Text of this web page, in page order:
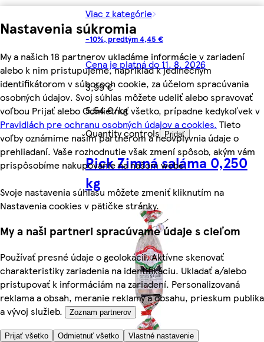
Nastavenia súkromia
My a našich 18 partnerov ukladáme informácie v zariadení
alebo k nim pristupujeme, napríklad k jedinečným
identifikátorom v súboroch cookie, za účelom spracúvania
osobných údajov. Svoj súhlas môžete udeliť alebo spravovať
voľbou Prijať alebo Odmietnuť všetko, prípadne kedykoľvek v
Pravidlách pre ochranu osobných údajov a cookies. Tieto
voľby oznámime našim partnerom a neovplyvnia údaje o
prehliadaní. Vaše rozhodnutie však zmení spôsob, akým vám
prispôsobíme nakupovanie na našom webe.
Svoje nastavenia súhlasu môžete zmeniť kliknutím na
Nastavenia cookies v pätičke stránky.
My a naši partneri spracúvame údaje s cieľom
Používať presné údaje o geolokácii. Aktívne skenovať
charakteristiky zariadenia na identifikáciu. Ukladať a/alebo
pristupovať k informáciám na zariadení. Personalizovaná
reklama a obsah, meranie reklamy a obsahu, prieskum publika
a vývoj služieb.
Zoznam partnerov
Prijať všetko Odmietnuť všetko Vlastné nastavenie
Viac z kategórie
-10%, predtým 4,45 €
Cena je platná do 11. 8. 2026
3,99 €
5,54 €/kg
Quantity controls
Pridať
Pick Zimná saláma 0,250
kg